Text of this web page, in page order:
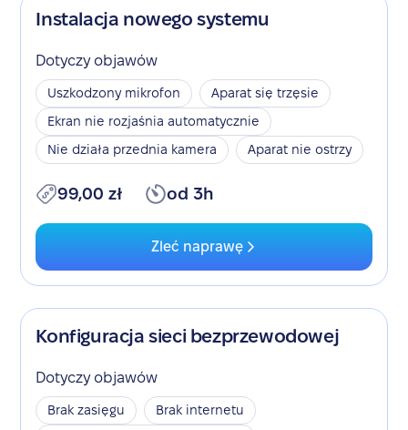
Instalacja nowego systemu
Dotyczy objawów
Uszkodzony mikrofon
Aparat się trzęsie
Ekran nie rozjaśnia automatycznie
Nie działa przednia kamera
Aparat nie ostrzy
99,00 zł od 3h
Zleć naprawę
Konfiguracja sieci bezprzewodowej
Dotyczy objawów
Brak zasięgu
Brak internetu